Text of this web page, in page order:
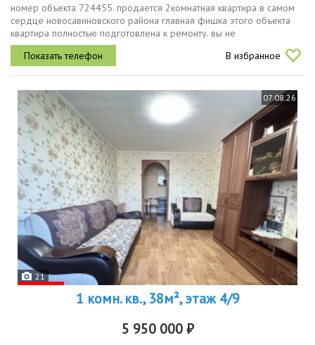
номер объекта 724455. продается 2комнатная квартира в самом
сердце новосавиновского района главная фишка этого объекта
квартира полностью подготовлена к ремонту. вы не
переплачиваете за чужие обои в цветочек и старую плитку.
проведен полный...
В избранное
07.08.26
21
1 комн. кв., 38м², этаж 4/9
5 950 000 ₽